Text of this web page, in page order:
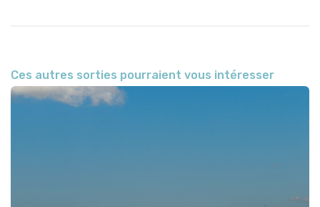
Ces autres sorties pourraient vous intéresser